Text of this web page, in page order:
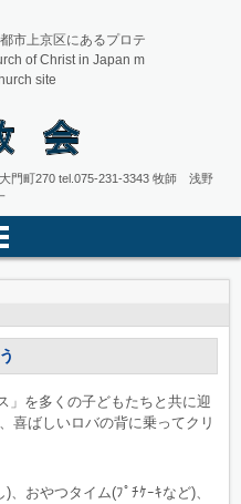
室町教会 京都
市上京区にあるプロテ
of Christ in Japan m
site
門町270tel.075-231-3343牧師 浅野
」を多くの子どもたちと共に迎
喜ばしいロバの背に乗ってクリ
おやつタイム(ﾌﾟﾁｹｰｷなど)、